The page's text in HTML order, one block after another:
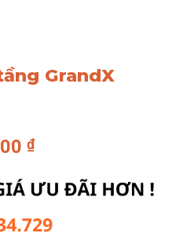
GrandX
₫.
₫Giá
tại
là:
5.707.000 ₫.